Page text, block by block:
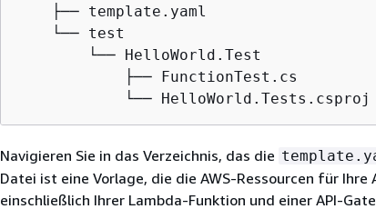
    ├── template.yaml
    └── test
        └── HelloWorld.Test
            ├── FunctionTest.cs
            └── HelloWorld.Tests.csproj
Navigieren Sie in das Verzeichnis, das die
Datei ist eine Vorlage, die die AWS-Ressourcen für
einschließlich Ihrer Lambda-Funktion und einer API-